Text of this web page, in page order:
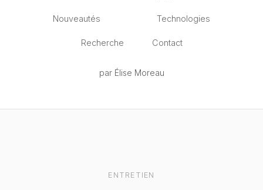
Nouveautés Technologies
Recherche Contact
par Élise Moreau
ENTRETIEN